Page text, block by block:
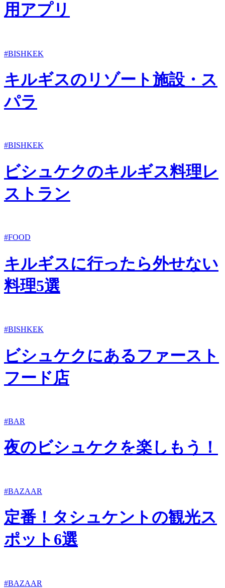
用アプリ
#BISHKEK
キルギスのリゾート施設・ス
パラ
#BISHKEK
ビシュケクのキルギス料理レ
ストラン
#FOOD
キルギスに行ったら外せない
料理5選
#BISHKEK
ビシュケクにあるファースト
フード店
#BAR
夜のビシュケクを楽しもう！
#BAZAAR
定番！タシュケントの観光ス
ポット6選
#BAZAAR